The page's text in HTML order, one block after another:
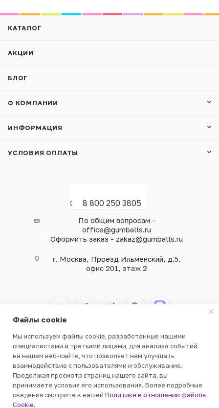
В КОРЗИНУ
КАТАЛОГ
АКЦИИ
БЛОГ
О КОМПАНИИ
ИНФОРМАЦИЯ
УСЛОВИЯ ОПЛАТЫ
8 800 250 3805
По общим вопросам -
office@gumballs.ru
Оформить заказ - zakaz@gumballs.ru
г. Москва, Проезд Ильменский, д.5,
офис 201, этаж 2
2026 © ООО «ВЕНДГАМ» © 2000-2025
Файлы cookie
Мы используем файлы cookie, разработанные нашими
специалистами и третьими лицами, для анализа событий
на нашем веб-сайте, что позволяет нам улучшать
взаимодействие с пользователями и обслуживание.
Продолжая просмотр страниц нашего сайта, вы
принимаете условия его использования. Более подробные
сведения смотрите в нашей Политике в отношении файлов
Cookie.